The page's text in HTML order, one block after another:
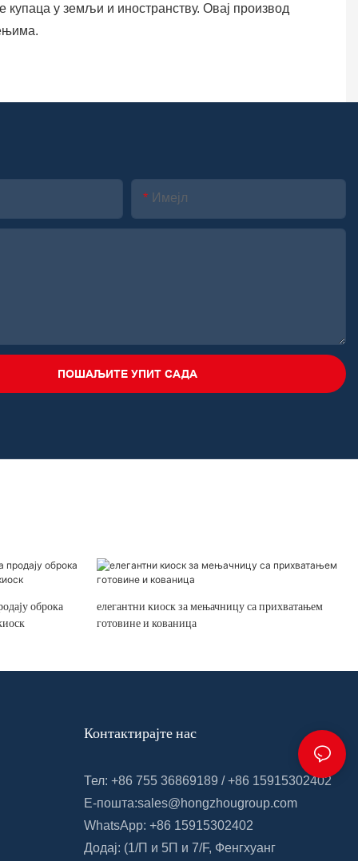
у земљи и иностранству. Овај производ
Имејл
ПОШАЉИТЕ УПИТ САДА
оброка
елегантни киоск за мењачницу са прихватањем
готовине и кованица
Контактирајте нас
Тел: +86 755 36869189 / +86 15915302402
Е-пошта:sales@hongzhougroup.com
WhatsApp: +86 15915302402
Додај: (1/П и 5П и 7/F, Фенгхуанг